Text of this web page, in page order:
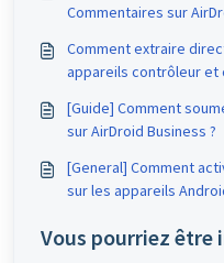
Commentaires sur
Comment extraire
appareils contrôleur et
[Guide] Comment
sur AirDroid Business ?
[General] Comment
sur les appareils
Vous pourriez être